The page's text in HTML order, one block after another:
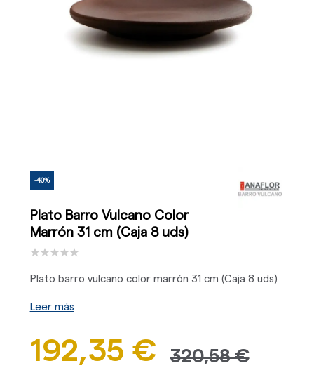
-40%
Plato Barro Vulcano Color
Marrón 31 cm (Caja 8 uds)
Plato barro vulcano color marrón 31 cm (Caja 8 uds)
Leer más
192,35 € 320,58 €